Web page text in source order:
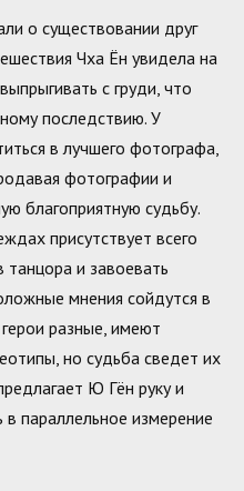
о существовании друг
Чха Ён увидела на
с груди, что
последствию. У
в лучшего фотографа,
фотографии и
благоприятную судьбу.
присутствует всего
и завоевать
мнения сойдутся в
разные, имеют
но судьба сведет их
Ю Гён руку и
параллельное измерение